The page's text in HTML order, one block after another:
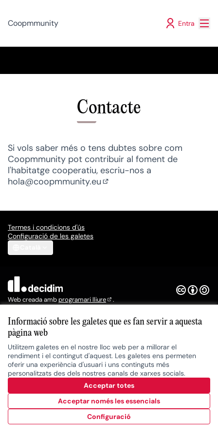
Informació sobre les galetes que es fan servir a aquesta
pàgina web
Utilitzem galetes en el nostre lloc web per a millorar el
rendiment i el contingut d'aquest. Les galetes ens permeten
oferir una experiència d'usuari i uns continguts més
personalitzats des dels nostres canals de xarxes socials.
Acceptar totes
Acceptar només les essencials
Configuració
Coopmmunity Entra
Contacte
Si vols saber més o tens dubtes sobre com
Coopmmunity pot contribuir al foment de
l'habitatge cooperatiu, escriu-nos a
hola@coopmmunity.eu
Termes i condicions d'ús
Configuració de les galetes
(Enllaç extern)
Web creada ambprogramari lliure
(Enllaç extern)
.
Amb
(Enllaç